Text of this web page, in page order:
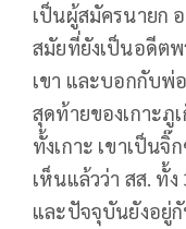
เป็นผู้สมัครนายก
สมัยที่ยังเป็นอดีต
เขา และบอกกับพ่
สุดท้ายของเกาะภู
ทั้งเกาะ เขาเป็น
เห็นแล้วว่า สส. ทั้
และปัจจุบันยังอยู่